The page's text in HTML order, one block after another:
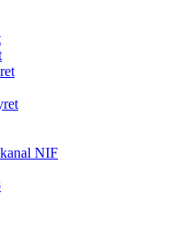
NIF